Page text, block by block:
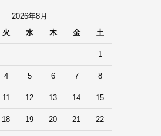
2026年8月
火 水 木 金 土
1
4 5 6 7 8
11 12 13 14 15
18 19 20 21 22